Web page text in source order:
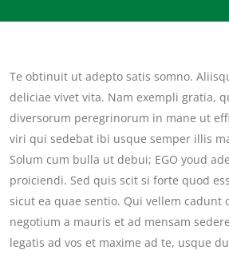
Te obtinuit ut adepto satis somno.
deliciae vivet vita. Nam exempli gratia,
diversorum peregrinorum in mane ut
viri qui sedebat ibi usque semper illis
Solum cum bulla ut debui; EGO youd
proiciendi. Sed quis scit si forte quod
sicut ea quae sentio. Qui vellem cadunt
negotium a mauris et ad mensam
legatis ad vos et maxime ad te, usque